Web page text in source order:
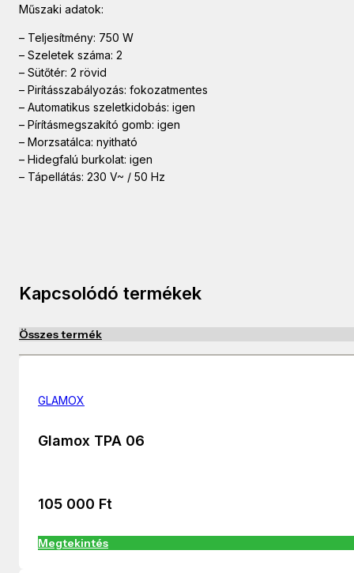
Műszaki adatok:
– Teljesítmény: 750 W
– Szeletek száma: 2
– Sütőtér: 2 rövid
– Pirításszabályozás: fokozatmentes
– Automatikus szeletkidobás: igen
– Pírításmegszakító gomb: igen
– Morzsatálca: nyitható
– Hidegfalú burkolat: igen
– Tápellátás: 230 V~ / 50 Hz
Kapcsolódó termékek
Összes termék
GLAMOX
Glamox TPA 06
105 000 Ft
Megtekintés